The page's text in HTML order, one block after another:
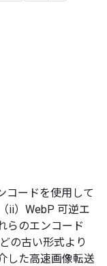
コードを使用して
ii）WebP 可逆エ
らのエンコード
の古い形式より
した高速画像転送